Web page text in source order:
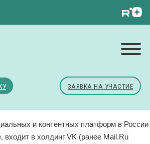
ЗАЯВКА НА УЧАСТИЕ
и контентных платформ в России
входит в холдинг VK (ранее Mail.Ru